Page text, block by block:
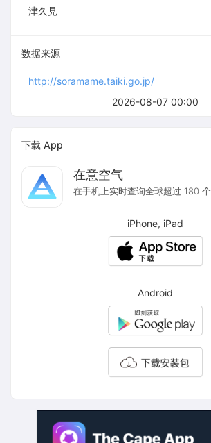
2026-08-07 00:00
津久見
数据来源
http://soramame.taiki.go.jp/
下载 App
在意空气
在手机上实时查询全球超过 180 个
iPhone, iPad
Android